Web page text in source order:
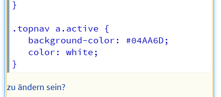
}
.topnav a.active {
   background-color: #04AA6D;
   color: white;
zu ändern sein?